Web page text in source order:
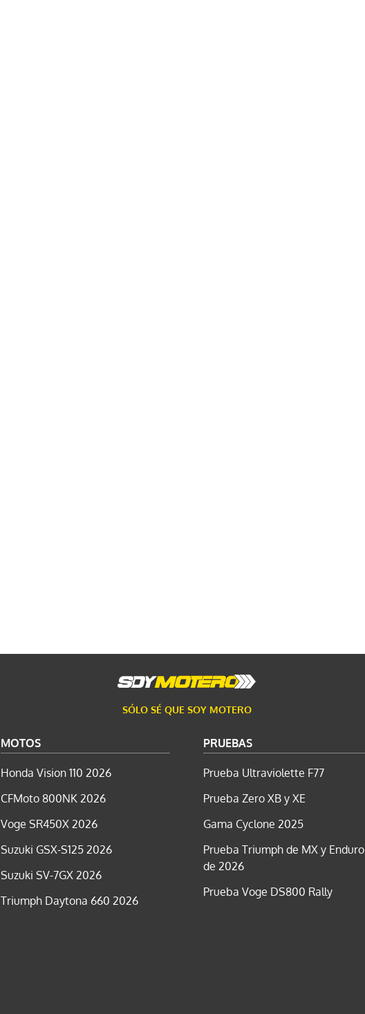
SÓLO SÉ QUE SOY MOTERO
MOTOS
Honda Vision 110 2026
CFMoto 800NK 2026
Voge SR450X 2026
Suzuki GSX-S125 2026
Suzuki SV-7GX 2026
Triumph Daytona 660 2026
PRUEBAS
Prueba Ultraviolette F77
Prueba Zero XB y XE
Gama Cyclone 2025
Prueba Triumph de MX y Enduro
de 2026
Prueba Voge DS800 Rally